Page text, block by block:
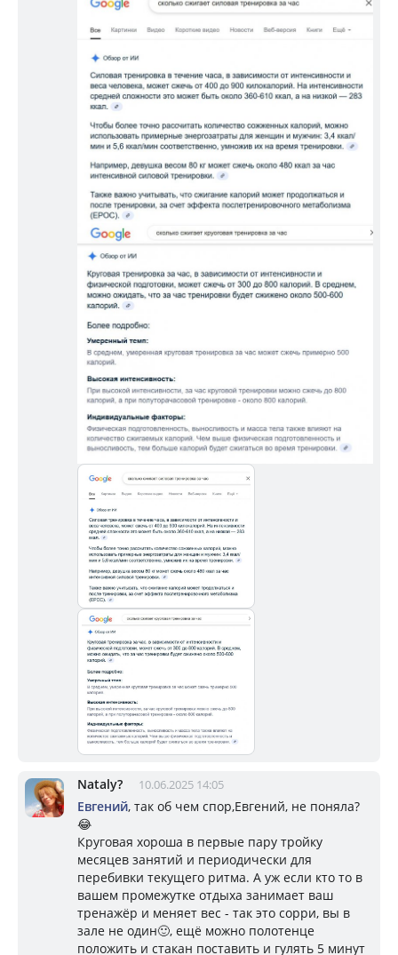
Nataly? 10.06.2025 14:05
Евгений, так об чем спор,Евгений, не поняла?
😂
Круговая хороша в первые пару тройку
месяцев занятий и периодически для
перебивки текущего ритма. А уж если кто то в
вашем промежутке отдыха занимает ваш
тренажёр и меняет вес - так это сорри, вы в
зале не один🙂, ещё можно полотенце
положить и стакан поставить и гулять 5 минут